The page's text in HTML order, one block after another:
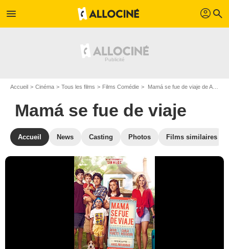
menu profil search
Accueil Cinéma Tous les films Films Comédie Mamá se fue de viaje de Ariel Winograd
Mamá se fue de viaje
Accueil News Casting Photos Films similaires